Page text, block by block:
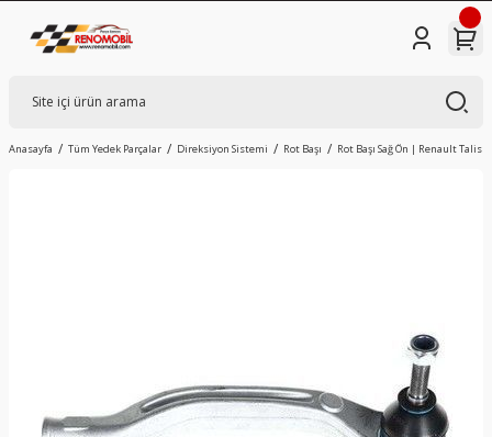
Anasayfa Tüm Yedek Parçalar Direksiyon Sistemi Rot Başı Rot Başı Sağ Ön | Renault